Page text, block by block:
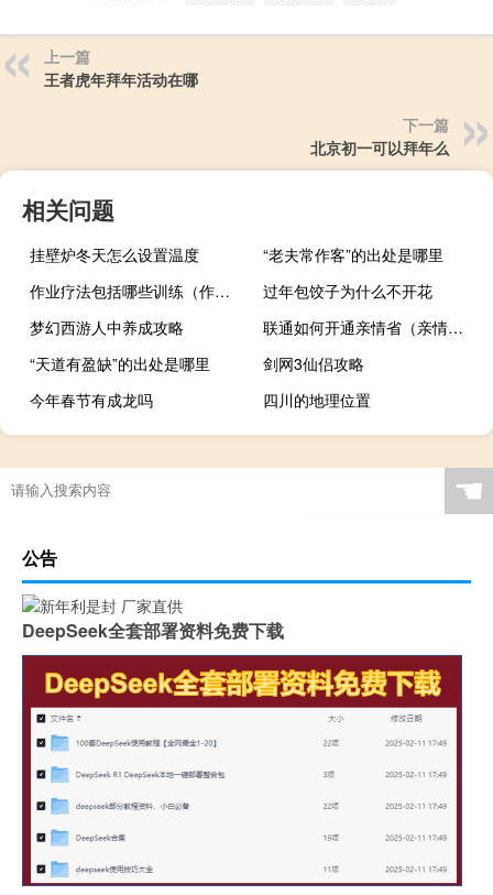
上一篇
王者虎年拜年活动在哪
下一篇
北京初一可以拜年么
相关问题
挂壁炉冬天怎么设置温度
“老夫常作客”的出处是哪里
作业疗法包括哪些训练（作业疗法）
过年包饺子为什么不开花
梦幻西游人中养成攻略
联通如何开通亲情省（亲情省）
“天道有盈缺”的出处是哪里
剑网3仙侣攻略
今年春节有成龙吗
四川的地理位置
☚
公告
DeepSeek全套部署资料免费下载